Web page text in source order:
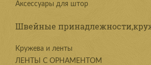
Аксессуары для штор
Швейные
Kружева и ленты
ЛЕНТЫ С ОРНАМЕНТОМ